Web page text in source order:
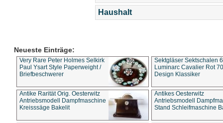
Haushalt
Neueste Einträge:
Very Rare Peter Holmes Selkirk
Paul Ysart Style Paperweight /
Briefbeschwerer
Sektgläser Sektschalen
Luminarc Cavalier Rot
Design Klassiker
Antike Rarität Orig. Oesterwitz
Antriebsmodell Dampfmaschine
Kreisssäge Bakelit
Antikes Oesterwitz
Antriebsmodell
Stand Schleifmaschine